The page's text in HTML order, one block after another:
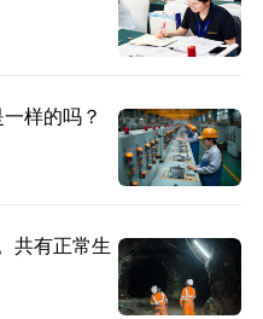
样的吗？
共有正常生